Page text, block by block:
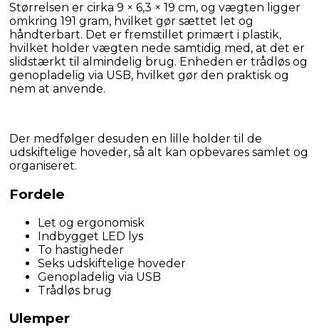
Størrelsen er cirka 9 × 6,3 × 19 cm, og vægten ligger
omkring 191 gram, hvilket gør sættet let og
håndterbart. Det er fremstillet primært i plastik,
hvilket holder vægten nede samtidig med, at det er
slidstærkt til almindelig brug. Enheden er trådløs og
genopladelig via USB, hvilket gør den praktisk og
nem at anvende.
Der medfølger desuden en lille holder til de
udskiftelige hoveder, så alt kan opbevares samlet og
organiseret.
Fordele
Let og ergonomisk
Indbygget LED lys
To hastigheder
Seks udskiftelige hoveder
Genopladelig via USB
Trådløs brug
Ulemper